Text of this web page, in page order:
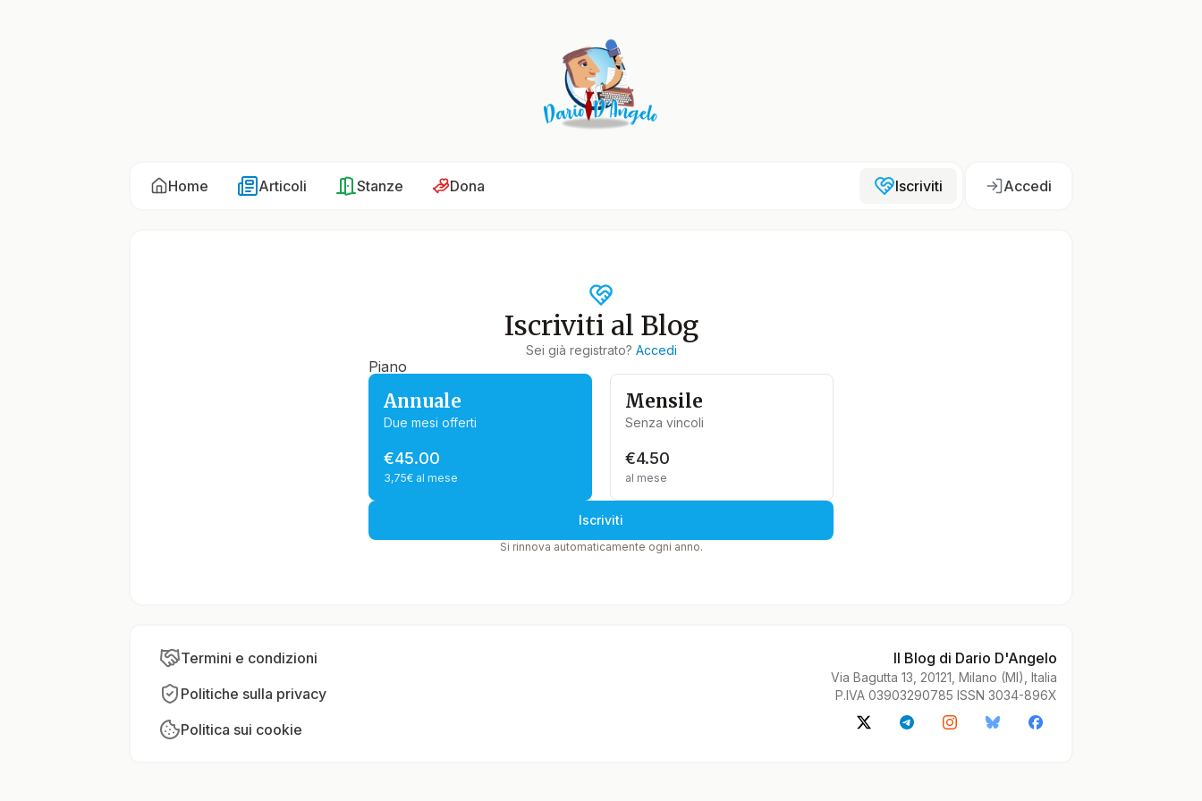
Home Articoli Stanze Dona Iscriviti Accedi
Iscriviti al Blog
Sei già registrato? Accedi
Piano
Annuale
Due mesi offerti
€45.00
3,75€ al mese
Mensile
Senza vincoli
€4.50
al mese
Iscriviti
Si rinnova automaticamente ogni anno.
Termini e condizioni
Politiche sulla privacy
Politica sui cookie
Il Blog di Dario D'Angelo
Via Bagutta 13, 20121, Milano (MI), Italia
P.IVA 03903290785 ISSN 3034-896X